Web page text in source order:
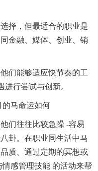
择，但最适合的职业是
金融、媒体、创业、销
们能够适应快节奏的工
行尝试与创新。
们往往比较急躁 -容易
卦。在职业同生活中马
质、通过定期的冥想或
感管理技能 的活动来帮